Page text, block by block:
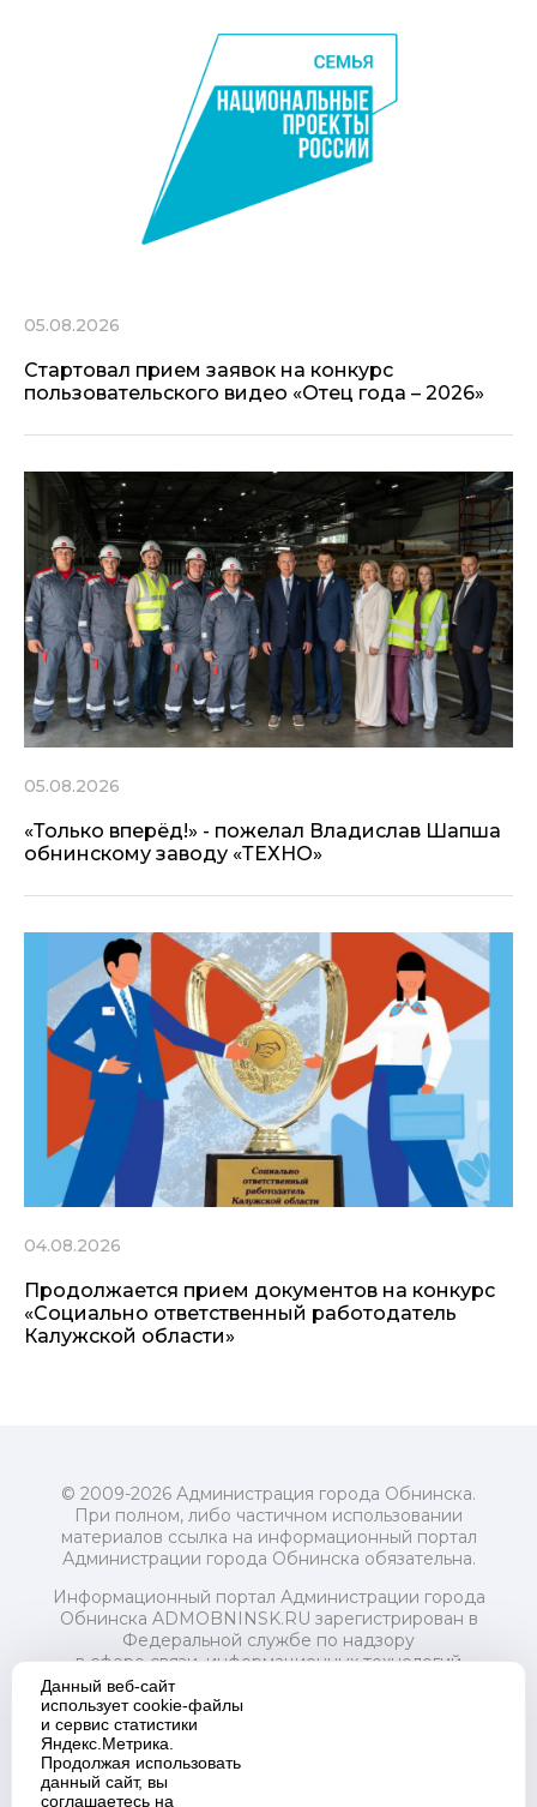
05.08.2026
Стартовал прием заявок на конкурс
пользовательского видео «Отец года – 2026»
05.08.2026
«Только вперёд!» - пожелал Владислав Шапша
обнинскому заводу «ТЕХНО»
04.08.2026
Продолжается прием документов на конкурс
«Социально ответственный работодатель
Калужской области»
© 2009-2026 Администрация города Обнинска.
При полном, либо частичном использовании
материалов ссылка на информационный портал
Администрации города Обнинска обязательна.
Информационный портал Администрации города
Обнинска ADMOBNINSK.RU зарегистрирован в
Федеральной службе по надзору
в сфере связи, информационных технологий
и массовых коммуникаций (Роскомнадзор) 24 июля
2018 года.
Свидетельство о регистрации Эл № ФС77-73321
Учредитель: Администрация (исполнительно-
распорядительный орган) городского округа "Город
Данный веб-сайт
использует cookie-файлы
и сервис статистики
Яндекс.Метрика.
Продолжая использовать
данный сайт, вы
соглашаетесь на